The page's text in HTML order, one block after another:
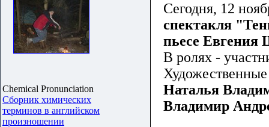
Chemical Pronunciation
Сборник химических
терминов в английском
произношении
Сегодня, 12
спектакля
пьесе Евгения
В ролях -
Наталья
Владимир